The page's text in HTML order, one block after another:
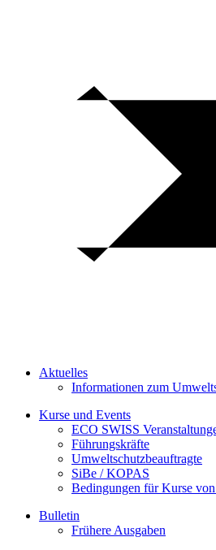
Aktuelles
Informationen zum
Kurse und Events
ECO SWISS
Führungskräfte
Umweltschutzbeauftragte
SiBe / KOPAS
Bedingungen für Kurse
Bulletin
Frühere Ausgaben